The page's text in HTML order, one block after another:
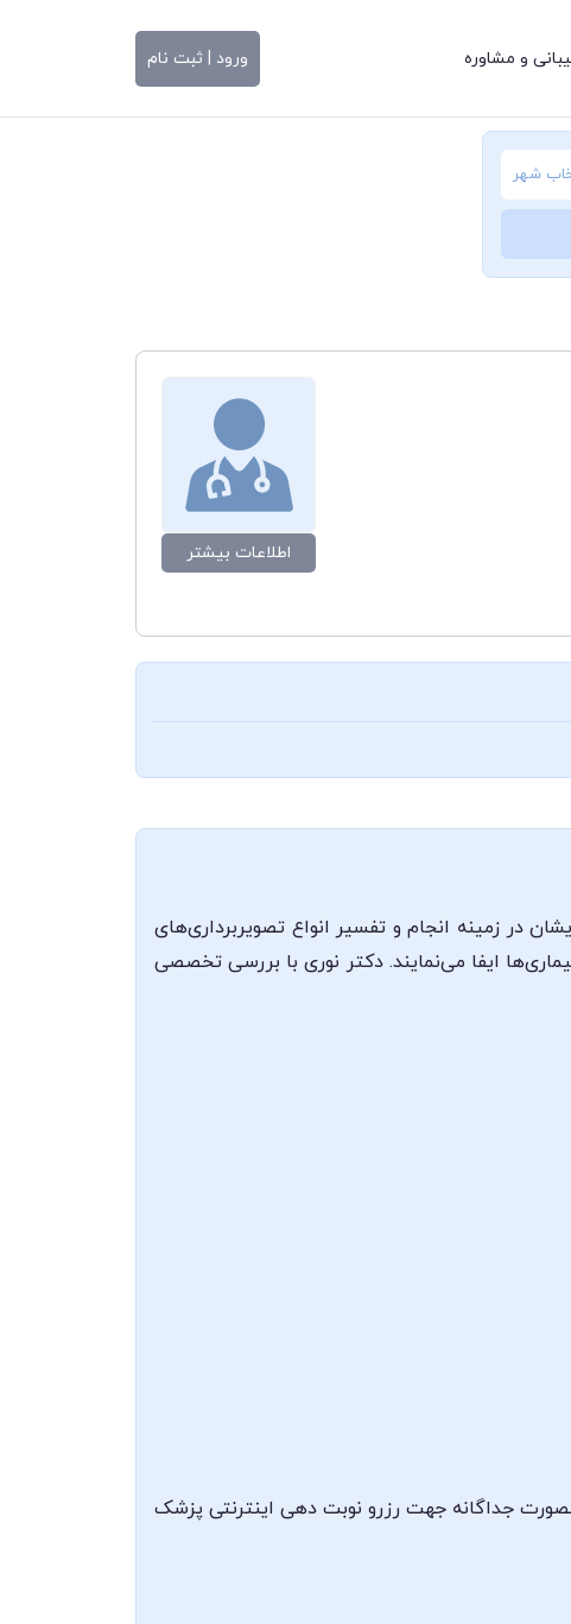
و مشاوره ورود | ثبت نام
شهر
اطلاعات بیشتر
در زمینه انجام و تفسیر انواع تصویربرداری‌های
ایفا می‌نمایند. دکتر نوری با بررسی تخصصی
جداگانه جهت رزرو نوبت دهی اینترنتی پزشک